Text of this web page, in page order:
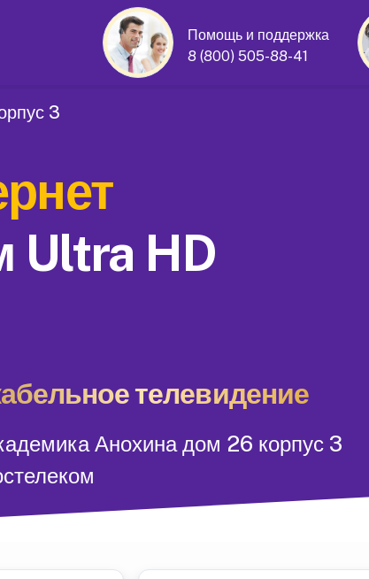
Помощь и поддержка
8 (800) 505-88-41
3
Ultra HD
телевидение
Анохина дом 26 корпус 3